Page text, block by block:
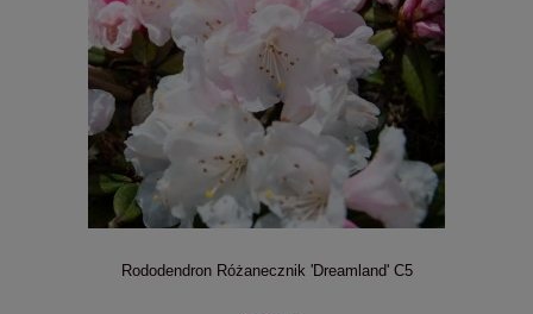
Rododendron Różanecznik 'Dreamland' C5